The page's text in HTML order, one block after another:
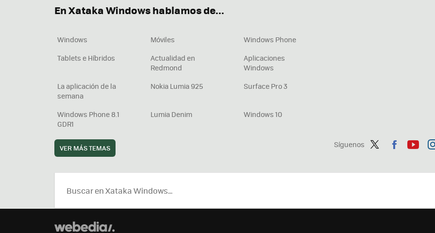
Síguenos
ter
ebo tub
En Xataka Windows hablamos de...
Windows Móviles
Windows Phone
Tablets e Híbridos
Actualidad en
Redmond
Aplicaciones
Windows
La aplicación de la
semana
Nokia Lumia 925 Surface Pro 3
Windows Phone 8.1
GDR1
Lumia Denim Windows 10
VER MÁS TEMAS